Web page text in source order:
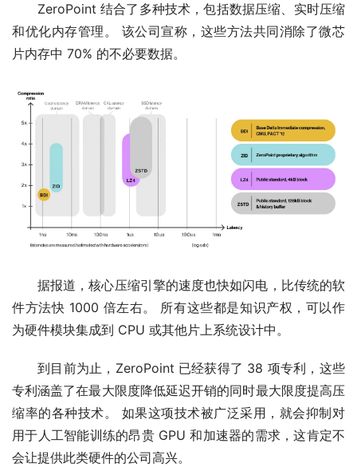
ZeroPoint 结合了多种技术，包括数据压缩、实时压缩
和优化内存管理。 该公司宣称，这些方法共同消除了微芯
片内存中 70% 的不必要数据。
据报道，核心压缩引擎的速度也快如闪电，比传统的软
件方法快 1000 倍左右。 所有这些都是知识产权，可以作
为硬件模块集成到 CPU 或其他片上系统设计中。
到目前为止，ZeroPoint 已经获得了 38 项专利，这些
专利涵盖了在最大限度降低延迟开销的同时最大限度提高压
缩率的各种技术。 如果这项技术被广泛采用，就会抑制对
用于人工智能训练的昂贵 GPU 和加速器的需求，这肯定不
会让提供此类硬件的公司高兴。